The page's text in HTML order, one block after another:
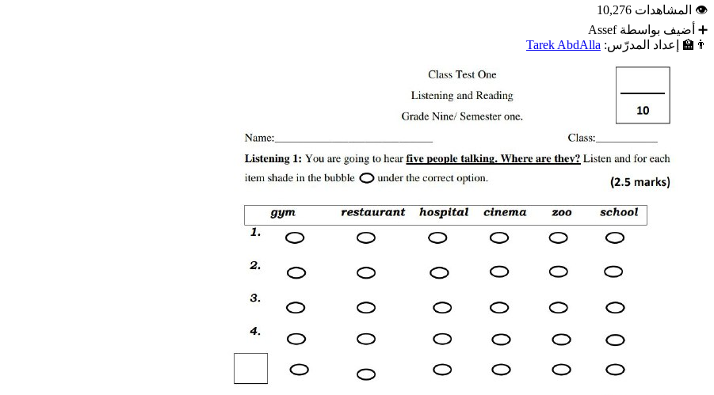
👁 المشاهدات 10,276
➕ أضيف بواسطة Assef
👨‍🏫
إعداد المدرّس: Tarek AbdAlla